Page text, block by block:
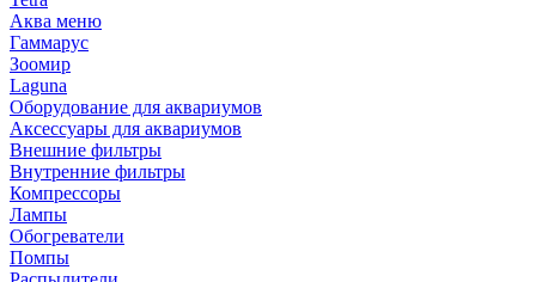
Аква меню
Гаммарус
Зоомир
Laguna
Оборудование для аквариумов
Аксессуары для аквариумов
Внешние фильтры
Внутренние фильтры
Компрессоры
Лампы
Обогреватели
Помпы